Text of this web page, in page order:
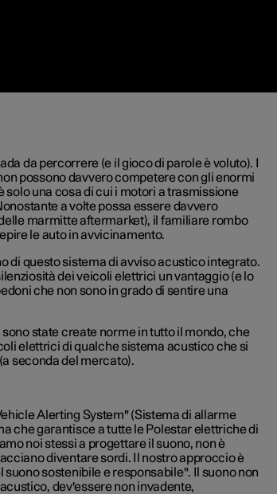
da percorrere (e il gioco di parole è voluto). I
possono davvero competere con gli enormi
solo una cosa di cui i motori a trasmissione
a volte possa essere davvero
marmitte aftermarket), il familiare rombo
le auto in avvicinamento.
di questo sistema di avviso acustico integrato.
dei veicoli elettrici un vantaggio (e lo
che non sono in grado di sentire una
sono state create norme in tutto il mondo, che
elettrici di qualche sistema acustico che si
seconda del mercato).
Alerting System" (Sistema di allarme
che garantisce a tutte le Polestar elettriche di
noi stessi a progettare il suono, non è
diventare sordi. Il nostro approccio è
sostenibile e responsabile". Il suono non
dev'essere non invadente,